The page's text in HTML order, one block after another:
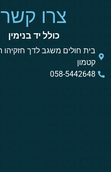
צרו קשר
כולל יד בנימין
קטמון
058-5442648